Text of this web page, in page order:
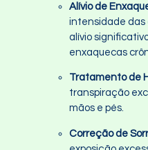
Alívio de
intensidade das
alívio
enxaquecas
Tratamento de
transpiração
mãos e pés.
Correção de